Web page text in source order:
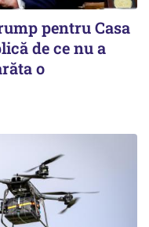
pentru Casa
de ce nu a
o